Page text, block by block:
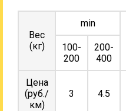
Вес
(кг)
min
100-
200
200-
400
Цена
(руб./
км)
3 4.5